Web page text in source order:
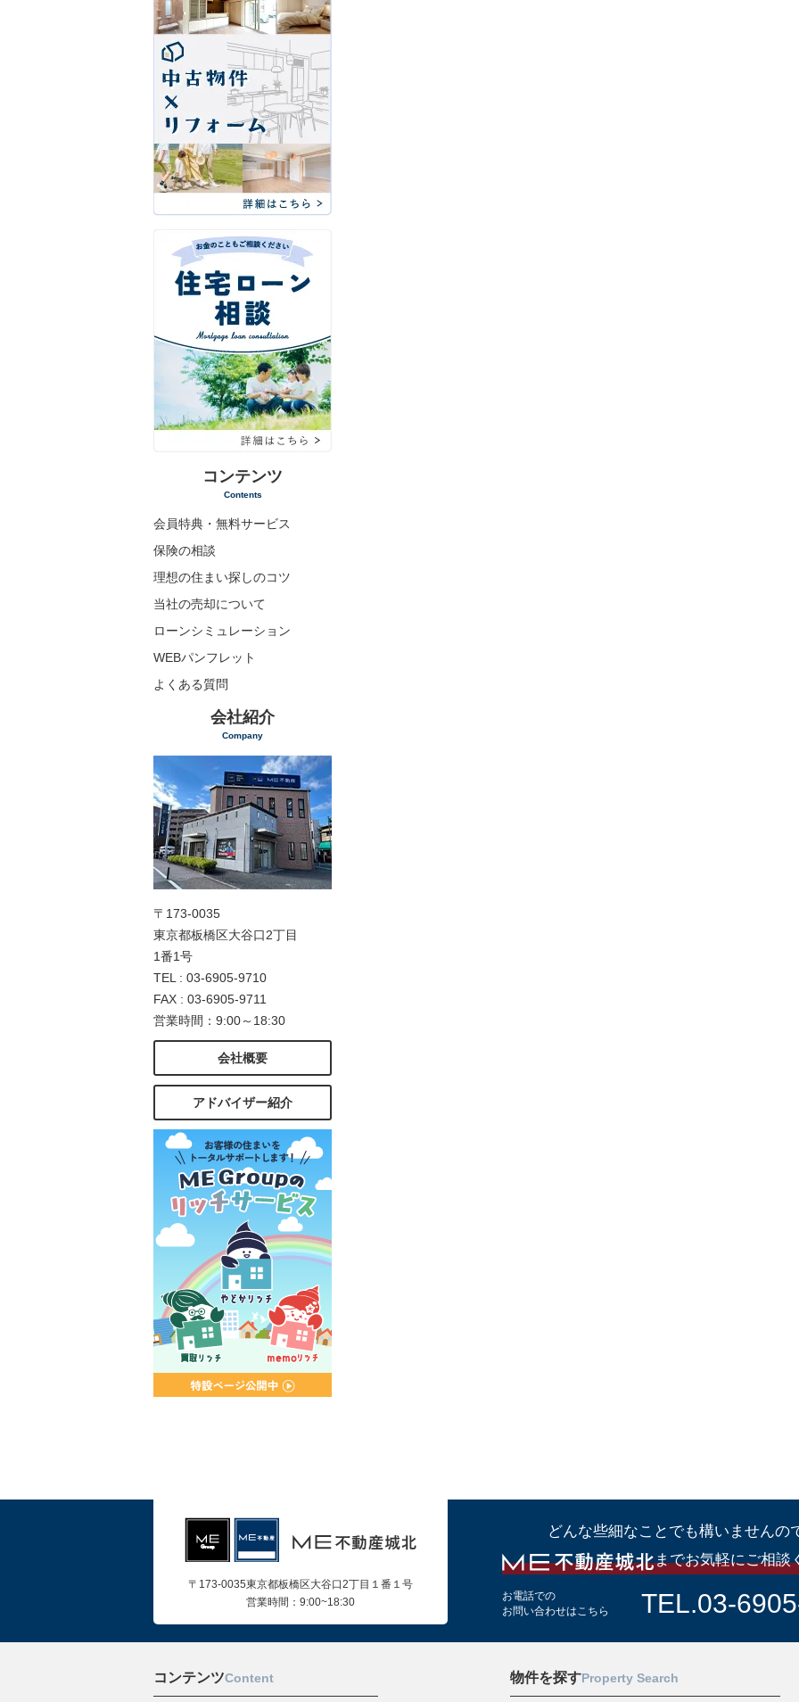
コンテンツ
Contents
会員特典・無料サービス
保険の相談
理想の住まい探しのコツ
当社の売却について
ローンシミュレーション
WEBパンフレット
よくある質問
会社紹介
Company
〒173-0035
東京都板橋区大谷口2丁目
1番1号
TEL : 03-6905-9710
FAX : 03-6905-9711
営業時間：9:00～18:30
会社概要
アドバイザー紹介
〒173-0035東京都板橋区大谷口2丁目１番１号
営業時間：9:00~18:30
どんな些細なことでも構いませんの
までお気軽にご相談
お電話での
お問い合わせはこちら
TEL.03-
コンテンツContent 物件を探すProperty Search